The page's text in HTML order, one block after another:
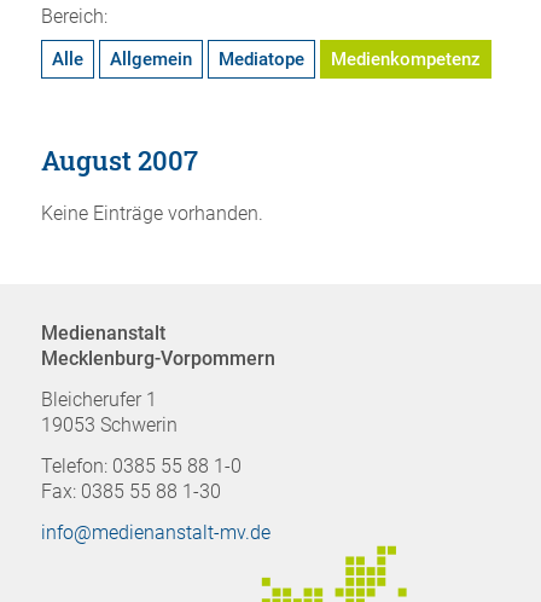
Bereich:
Alle Allgemein Mediatope Medienkompetenz
August 2007
Keine Einträge vorhanden.
Medienanstalt
Mecklenburg-Vorpommern
Bleicherufer 1
19053 Schwerin
Telefon: 0385 55 88 1-0
Fax: 0385 55 88 1-30
info@medienanstalt-mv.de